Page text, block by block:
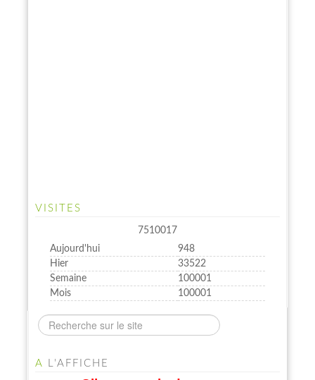
VISITES
7510017
Aujourd'hui
948
Hier
33522
Semaine
100001
Mois
100001
A L'AFFICHE